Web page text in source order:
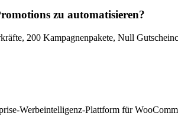
zu automatisieren?
200 Kampagnenpakete, Null
Werbeintelligenz-Plattform für